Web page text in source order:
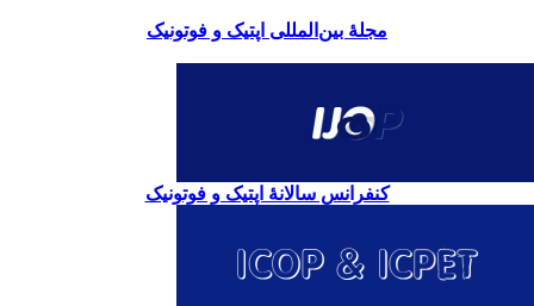
مجلۀ بین‌المللی اپتیک و فوتونیک
کنفرانس سالانۀ اپتیک و فوتونیک